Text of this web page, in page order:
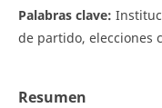
Palabras clave:
de partido, elecciones
Resumen